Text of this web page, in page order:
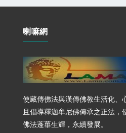
喇嘛網
使藏傳佛法與漢傳佛教生活化、
且倡導釋迦牟尼佛傳承之正法，
佛法蓬蓽生輝，永續發展。